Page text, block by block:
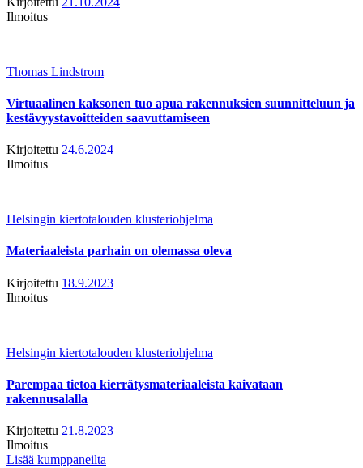
Ilmoitus
Thomas Lindstrom
Virtuaalinen kaksonen tuo apua rakennuksien suunnitteluun ja
kestävyystavoitteiden saavuttamiseen
Kirjoitettu 24.6.2024
Ilmoitus
Helsingin kiertotalouden klusteriohjelma
Materiaaleista parhain on olemassa oleva
Kirjoitettu 18.9.2023
Ilmoitus
Helsingin kiertotalouden klusteriohjelma
Parempaa tietoa kierrätysmateriaaleista kaivataan
rakennusalalla
Kirjoitettu 21.8.2023
Ilmoitus
Lisää kumppaneilta